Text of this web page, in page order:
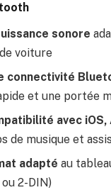
sonore
voiture
connectivité
et une portée
avec iOS,
de musique et
adapté au
2-DIN)